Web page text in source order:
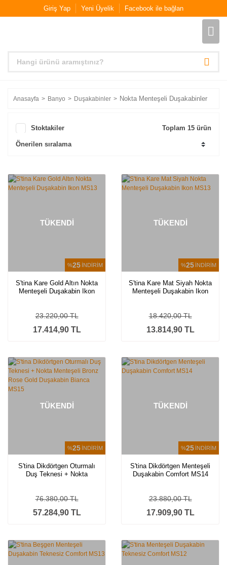
Giriş Yap Yeni Üyelik Facebook ile bağlan
Anasayfa Banyo Duşakabinler Nokta Menteşeli Duşakabinler
Stoktakiler Toplam 15 ürün
%25 İNDİRİM
TÜKENDİ
S'tina Kare Gold Altın Nokta
Menteşeli Duşakabin Ikon
17.414,90 TL
23.220,00 TL
%25 İNDİRİM
TÜKENDİ
S'tina Kare Mat Siyah Nokta
Menteşeli Duşakabin Ikon
13.814,90 TL
18.420,00 TL
%25 İNDİRİM
TÜKENDİ
S'tina Dikdörtgen Oturmalı
Duş Teknesi + Nokta
57.284,90 TL
76.380,00 TL
%25 İNDİRİM
TÜKENDİ
S'tina Dikdörtgen Menteşeli
Duşakabin Comfort MS14
17.909,90 TL
23.880,00 TL